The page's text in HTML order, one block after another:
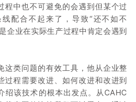
程中也不可避免的会遇到但某个过
配合不起来了，导致“还不如不
企业在实际生产过程中肯定会遇到
这类问题的有效工具，他从企业整
过程需要改进、如何改进和改进到
该技术的根本出发点。 从CAHC